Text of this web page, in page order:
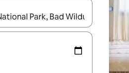
utilisez les flèches vers le